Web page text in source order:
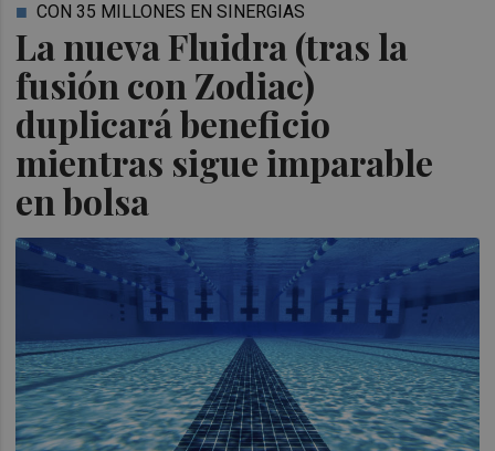
La nueva Fluidra (tras la
fusión con Zodiac)
duplicará beneficio
mientras sigue imparable
en bolsa
CON 35 MILLONES EN SINERGIAS